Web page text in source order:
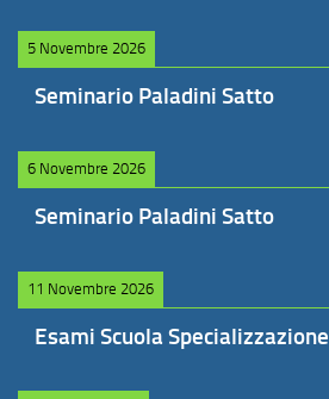
5 Novembre 2026
Seminario Paladini Satto
6 Novembre 2026
Seminario Paladini Satto
11 Novembre 2026
Esami Scuola Specializzazione